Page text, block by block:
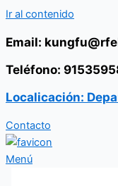
Ir al contenido
Email:
Teléfono:
Localicación:
Contacto
Menú